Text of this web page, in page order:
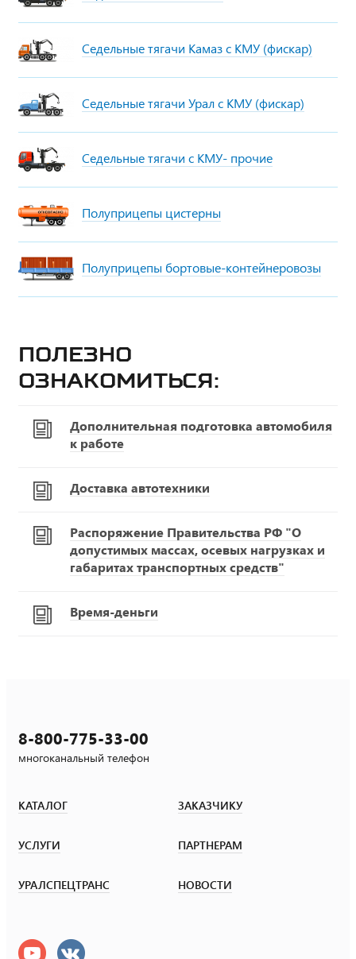
Седельные тягачи Камаз с КМУ (фискар)
Седельные тягачи Урал с КМУ (фискар)
Седельные тягачи с КМУ- прочие
Полуприцепы цистерны
Полуприцепы бортовые-контейнеровозы
Полезно
ознакомиться:
Дополнительная подготовка автомобиля
к работе
Доставка автотехники
Распоряжение Правительства РФ "О
допустимых массах, осевых нагрузках и
габаритах транспортных средств"
Время-деньги
8-800-775-33-00
многоканальный телефон
КАТАЛОГ ЗАКАЗЧИКУ
УСЛУГИ ПАРТНЕРАМ
УРАЛСПЕЦТРАНС НОВОСТИ